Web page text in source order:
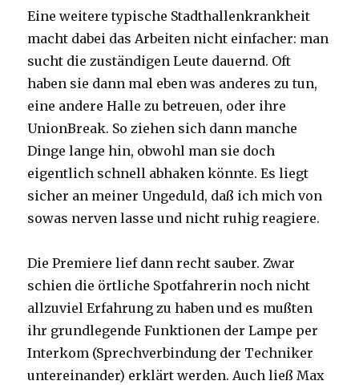
Eine weitere typische Stadthallenkrankheit
macht dabei das Arbeiten nicht einfacher: man
sucht die zuständigen Leute dauernd. Oft
haben sie dann mal eben was anderes zu tun,
eine andere Halle zu betreuen, oder ihre
UnionBreak. So ziehen sich dann manche
Dinge lange hin, obwohl man sie doch
eigentlich schnell abhaken könnte. Es liegt
sicher an meiner Ungeduld, daß ich mich von
sowas nerven lasse und nicht ruhig reagiere.
Die Premiere lief dann recht sauber. Zwar
schien die örtliche Spotfahrerin noch nicht
allzuviel Erfahrung zu haben und es mußten
ihr grundlegende Funktionen der Lampe per
Interkom (Sprechverbindung der Techniker
untereinander) erklärt werden. Auch ließ Max